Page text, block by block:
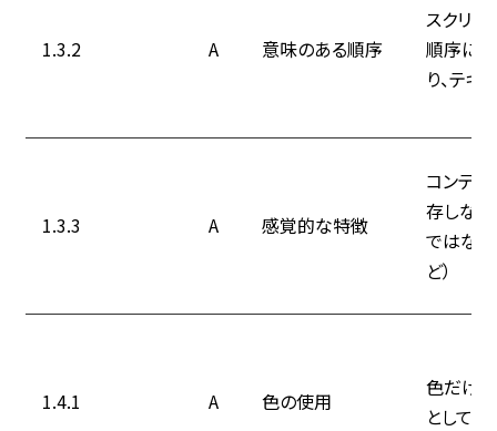
1.3.2 A 意味のある順序
スクリ
順序に
り、テ
1.3.3 A 感覚的な特徴
コンテ
存しない
ではなく
ど）
1.4.1 A 色の使用
色だけ
として使